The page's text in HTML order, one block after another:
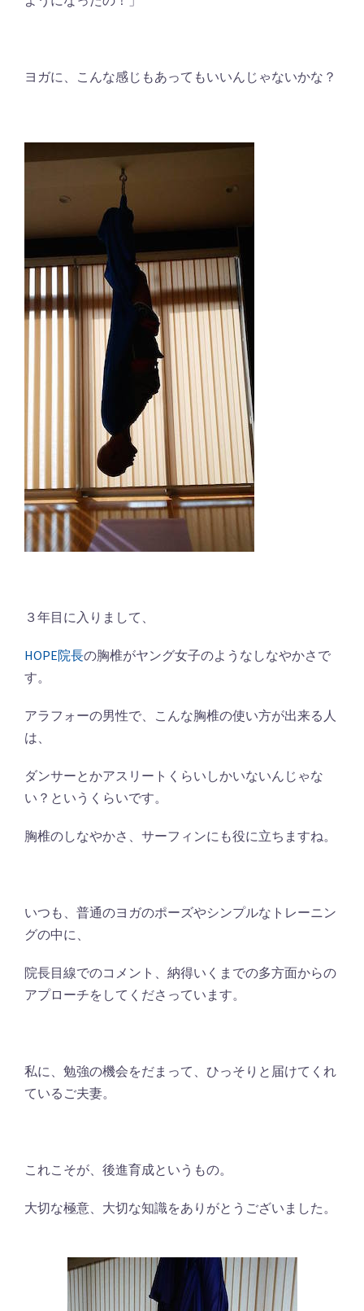
ヨガに、こんな感じもあってもいいんじゃないかな？
３年目に入りまして、
HOPE院長の胸椎がヤング女子のようなしなやかさで
す。
アラフォーの男性で、こんな胸椎の使い方が出来る人
は、
ダンサーとかアスリートくらいしかいないんじゃな
い？というくらいです。
胸椎のしなやかさ、サーフィンにも役に立ちますね。
いつも、普通のヨガのポーズやシンプルなトレーニン
グの中に、
院長目線でのコメント、納得いくまでの多方面からの
アプローチをしてくださっています。
私に、勉強の機会をだまって、ひっそりと届けてくれ
ているご夫妻。
これこそが、後進育成というもの。
大切な極意、大切な知識をありがとうございました。